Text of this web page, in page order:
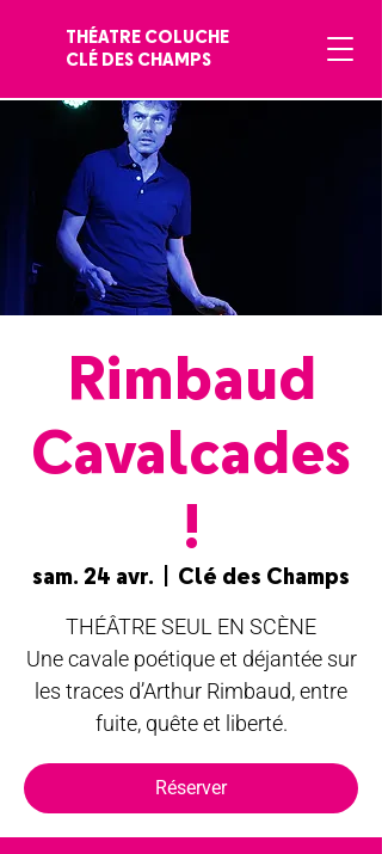
THÉATRE COLUCHE
CLÉ DES CHAMPS
Rimbaud
Cavalcades
!
sam. 24 avr. Clé des Champs
THÉÂTRE SEUL EN SCÈNE
Une cavale poétique et déjantée sur
les traces d’Arthur Rimbaud, entre
fuite, quête et liberté.
Réserver